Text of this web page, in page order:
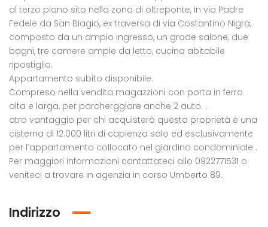
al terzo piano sito nella zona di oltreponte, in via Padre
Fedele da San Biagio, ex traversa di via Costantino Nigra,
composto da un ampio ingresso, un grade salone, due
bagni, tre camere ampie da letto, cucina abitabile
ripostiglio.
Appartamento subito disponibile.
Compreso nella vendita magazzioni con porta in ferro
alta e larga, per parcherggiare anche 2 auto. .
atro vantaggio per chi acquisterà questa proprietà è una
cisterna di 12.000 litri di capienza solo ed esclusivamente
per l’appartamento collocato nel giardino condominiale .
Per maggiori informazioni contattateci allo 0922771531 o
veniteci a trovare in agenzia in corso Umberto 89.
Indirizzo
Appartamento Nobiliare in vendita in piazza Progresso, 32, Licata
/ Tratt.
Progresso n. 36
Edificio multiuso in vendita in contrada Desusino s.n.c., Butera
€1.600.000,00/ tratt.
Contrada Desusino